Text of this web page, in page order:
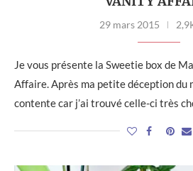
29 mars 2015
Je vous présente la Sweetie box de
Affaire. Après ma petite déception du
contente car j’ai trouvé celle-ci très